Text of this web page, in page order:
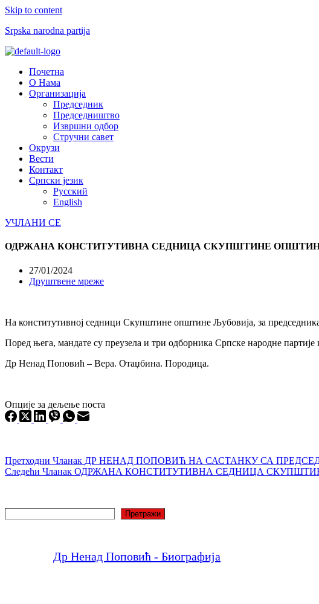
Skip to content
Srpska narodna partija
Menu
Почетна
О Нама
Организација
Председник
Председништво
Извршни одбор
Стручни савет
Окрузи
Вести
Контакт
Српски језик
Русский
English
УЧЛАНИ СЕ
ОДРЖАНА КОНСТИТУТИВНА СЕДНИЦА СКУПШТИНЕ
27/01/2024
Друштвене мреже
На конститутивној седници Скупштине општине Љубовија, за
Поред њега, мандате су преузела и три одборника Српске народне
Др Ненад Поповић – Вера. Отаџбина. Породица.
Опције за дељење поста
Претходни Чланак ДР НЕНАД ПОПОВИЋ НА САСТАНКУ СА
Следећи Чланак ОДРЖАНА КОНСТИТУТИВНА СЕДНИЦА
Претражи
Др Ненад Поповић - Биографија